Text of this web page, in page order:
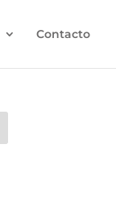
Contacto